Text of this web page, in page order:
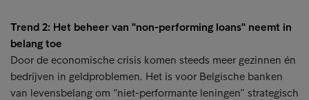
Trend 2: Het beheer van "non-performing loans" neemt in
belang toe
Door de economische crisis komen steeds meer gezinnen én
bedrijven in geldproblemen. Het is voor Belgische banken
van levensbelang om “niet-performante leningen” strategisch